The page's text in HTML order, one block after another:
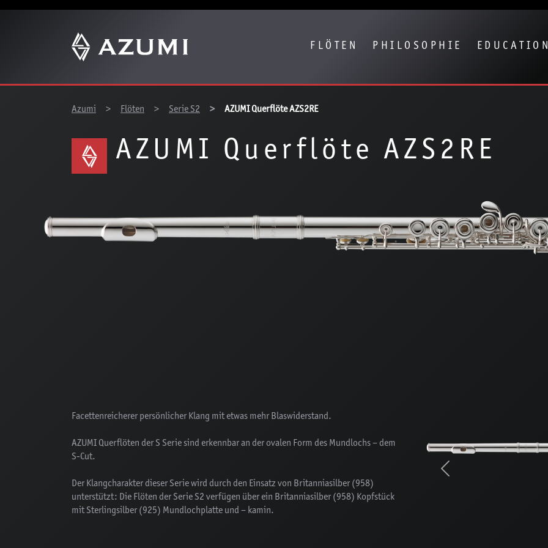
FLÖTEN PHILOSOPHIE
Azumi
Flöten Serie S2 AZUMI Querflöte AZS2RE
AZUMI Querflöte AZS2RE
Facettenreicherer persönlicher Klang mit etwas mehr Blaswiderstand.
AZUMI Querflöten der S Serie sind erkennbar an der ovalen Form des Mundlochs – dem
S-Cut.
Der Klangcharakter dieser Serie wird durch den Einsatz von Britanniasilber (958)
unterstützt: Die Flöten der Serie S2 verfügen über ein Britanniasilber (958) Kopfstück
mit Sterlingsilber (925) Mundlochplatte und – kamin.
Previous